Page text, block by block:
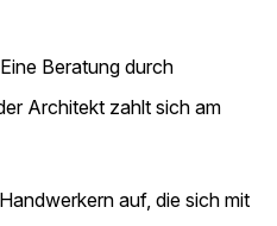
Beratung durch
Architekt zahlt sich am
auf, die sich mit